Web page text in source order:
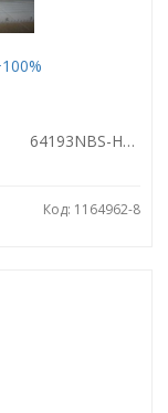
64193NBS-HCB
Код: 1164962-8